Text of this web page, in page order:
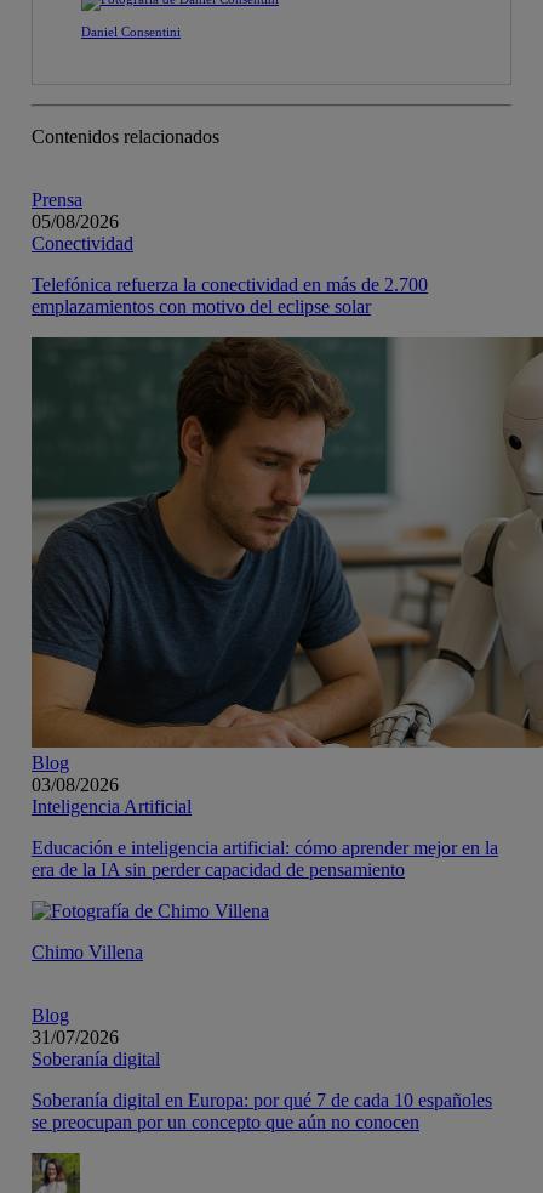
Daniel Consentini
Contenidos relacionados
Prensa
05/08/2026
Conectividad
Telefónica refuerza la conectividad en más de 2.700
emplazamientos con motivo del eclipse solar
Blog
03/08/2026
Inteligencia Artificial
Educación e inteligencia artificial: cómo aprender mejor en la
era de la IA sin perder capacidad de pensamiento
Chimo Villena
Blog
31/07/2026
Soberanía digital
Soberanía digital en Europa: por qué 7 de cada 10 españoles
se preocupan por un concepto que aún no conocen